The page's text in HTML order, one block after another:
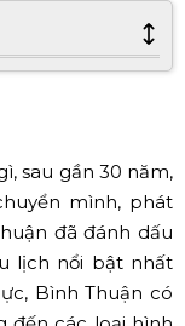
sau gần 30 năm,
mình, phát
đã đánh dấu
lịch nổi bật nhất
Bình Thuận có